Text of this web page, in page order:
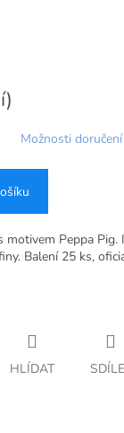
Možnosti doručení
Peppa Pig.
Balení 25 ks,
HLÍDAT